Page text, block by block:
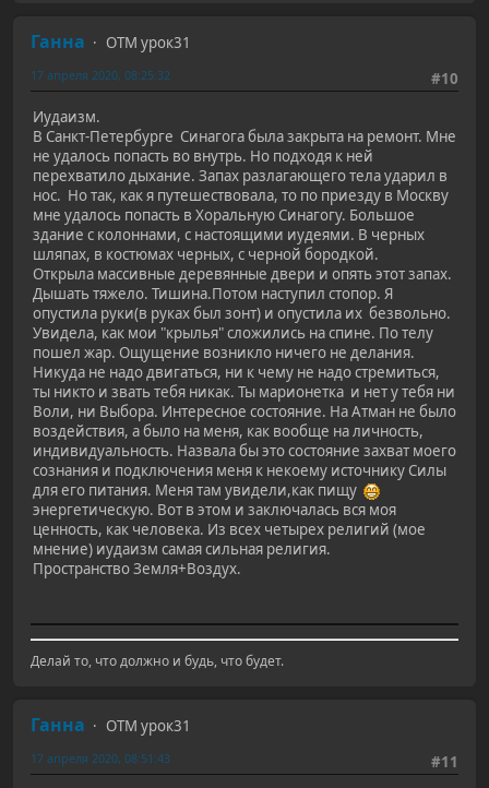
Ганна
ОТМ урок31
#10
17 апреля 2020, 08:25:32
Иудаизм.
В Санкт-Петербурге Синагога была закрыта на ремонт. Мне
не удалось попасть во внутрь. Но подходя к ней
перехватило дыхание. Запах разлагающего тела ударил в
нос. Но так, как я путешествовала, то по приезду в Москву
мне удалось попасть в Хоральную Синагогу. Большое
здание с колоннами, с настоящими иудеями. В черных
шляпах, в костюмах черных, с черной бородкой.
Открыла массивные деревянные двери и опять этот запах.
Дышать тяжело. Тишина.Потом наступил стопор. Я
опустила руки(в руках был зонт) и опустила их безвольно.
Увидела, как мои "крылья" сложились на спине. По телу
пошел жар. Ощущение возникло ничего не делания.
Никуда не надо двигаться, ни к чему не надо стремиться,
ты никто и звать тебя никак. Ты марионетка и нет у тебя ни
Воли, ни Выбора. Интересное состояние. На Атман не было
воздействия, а было на меня, как вообще на личность,
индивидуальность. Назвала бы это состояние захват моего
сознания и подключения меня к некоему источнику Силы
для его питания. Меня там увидели,как пищу
энергетическую. Вот в этом и заключалась вся моя
ценность, как человека. Из всех четырех религий (мое
мнение) иудаизм самая сильная религия.
Пространство Земля+Воздух.
Делай то, что должно и будь, что будет.
Ганна
ОТМ урок31
#11
17 апреля 2020, 08:51:43